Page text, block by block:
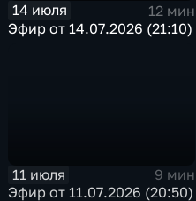
14 июля
12 мин
Эфир от 14.07.2026 (21:10)
11 июля
9 мин
Эфир от 11.07.2026 (20:50)